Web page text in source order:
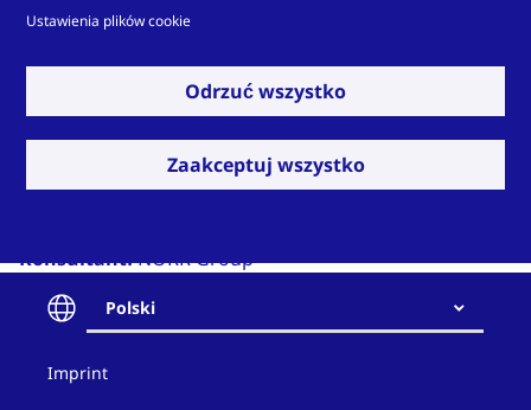
Konsultant:NORR Group
Firma budowlana:
Producent przeszkleń:
Guardian Glass Middle East &
Zastosowane rozwiązania Technoform:
Ustawienia plików cookie
Odrzuć wszystko
Zaakceptuj wszystko
Polski
Contact
and
Imprint